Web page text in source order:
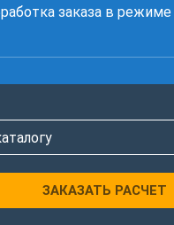
заказа в режиме
ЗАКАЗАТЬ РАСЧЕТ